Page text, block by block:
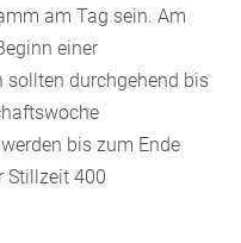
am Tag sein. Am
einer
sollten durchgehend bis
bis zum Ende
Stillzeit 400